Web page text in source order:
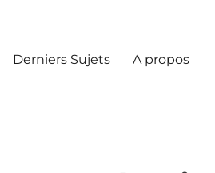
Derniers Sujets A propos